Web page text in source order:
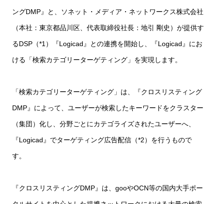
ングDMP』と、ソネット・メディア・ネットワークス株式会社
（本社：東京都品川区、代表取締役社長：地引 剛史）が提供す
るDSP（*1）『Logicad』との連携を開始し、『Logicad』にお
ける「検索カテゴリーターゲティング」を実現します。
「検索カテゴリーターゲティング」は、『クロスリスティング
DMP』によって、ユーザーが検索したキーワードをクラスター
（集団）化し、分野ごとにカテゴライズされたユーザーへ、
『Logicad』でターゲティング広告配信（*2）を行うもので
す。
『クロスリスティングDMP』は、gooやOCN等の国内大手ポー